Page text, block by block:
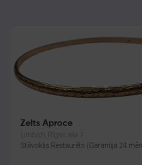
Zelts Aproce
Limbaži, Rīgas iela 7
Stāvoklis Restaurēts (Garantija 24